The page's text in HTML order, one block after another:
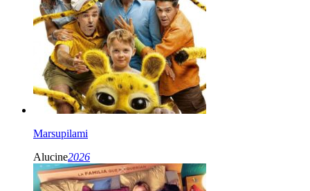
Marsupilami
Alucine2026